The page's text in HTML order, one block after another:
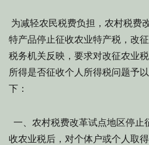
为减轻农民税费负担，农村税费
特产品停止征收农业特产税，改
税务机关反映，要求对改征农业
所得是否征收个人所得税问题予
下：
一、农村税费改革试点地区停止
收农业税后，对个体户或个人取